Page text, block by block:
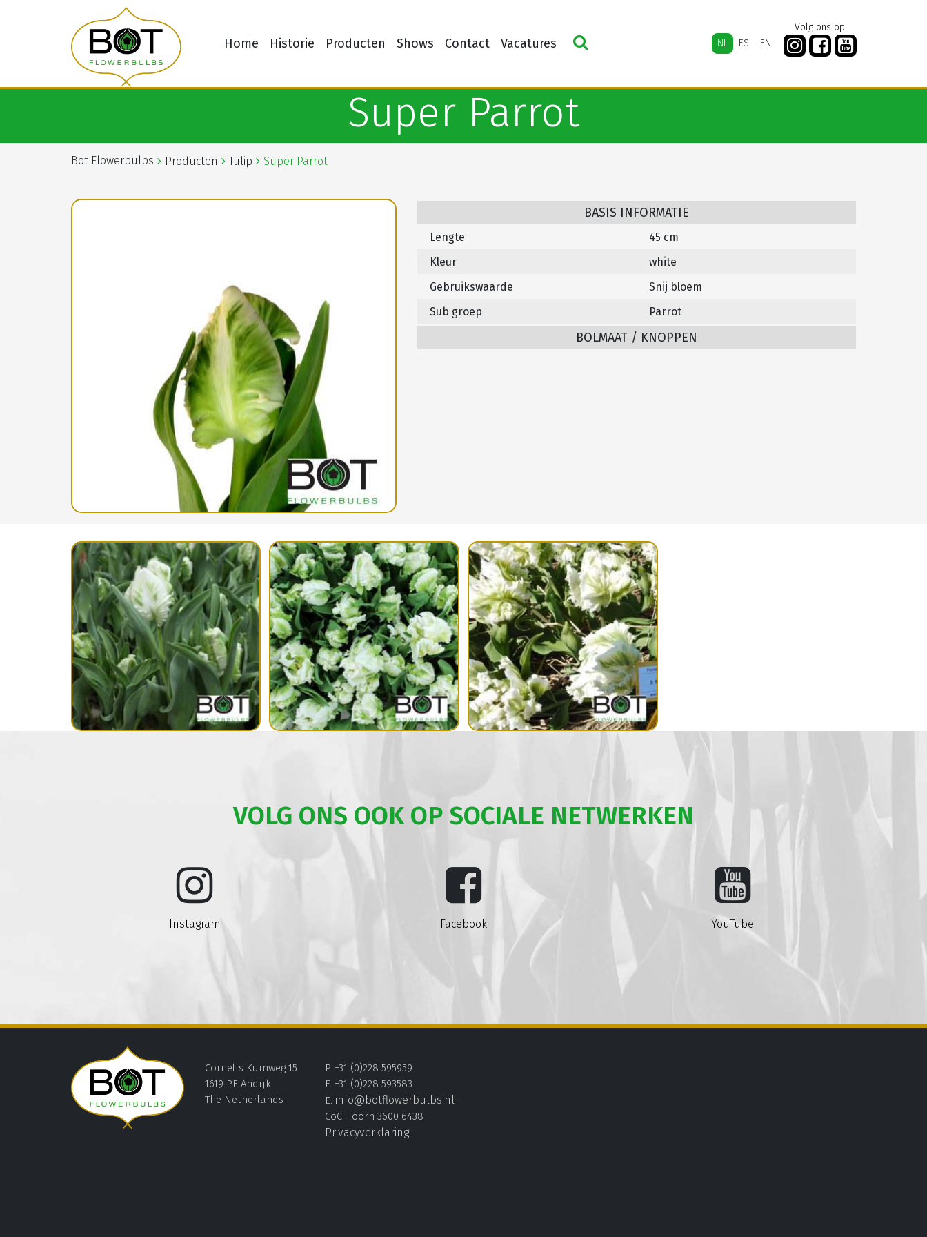
Home Historie Producten Shows Contact Vacatures NL ES EN
Volg ons op
Super Parrot
Bot Flowerbulbs Producten Tulip Super Parrot
BASIS INFORMATIE
Lengte
45 cm
Kleur
white
Gebruikswaarde
Snij bloem
Sub groep
Parrot
BOLMAAT / KNOPPEN
VOLG ONS OOK OP SOCIALE NETWERKEN
Instagram Facebook YouTube
Cornelis Kuinweg 15
1619 PE Andijk
The Netherlands
P. +31 (0)228 595959
F. +31 (0)228 593583
E. info@botflowerbulbs.nl
CoC.Hoorn 3600 6438
Privacyverklaring